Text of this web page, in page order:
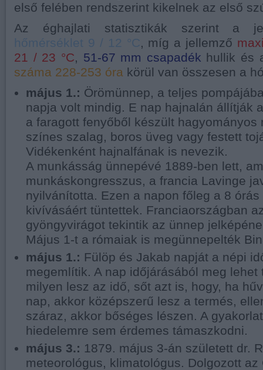
első felében rendszerint kikelnek az első
Az éghajlati statisztikák szerint a
hőmérséklet 9 / 12 °C, míg a jellemző
21 / 23 °C, 51-67 mm csapadék hullik és
száma 228-253 óra körül van összesen a
május 1.: Örömünnep, a teljes
napja volt mindig. E nap hajnalán állítják
a faragott fenyőből készült hagyományos
színes szalag, boros üveg vagy festett
Vidékenként hajnalfának is nevezik.
A munkásság ünnepévé 1889-ben lett,
munkáskongresszus, a francia Lavinge
nyilvánította. Ezen a napon főleg a 8
kivívásáért tüntettek. Franciaországban
gyöngyvirágot tekintik az ünnep
Május 1-t a rómaiak is megünnepelték
május 1.: Fülöp és Jakab napját a népi
megemlítik. A nap időjárásából meg lehet
milyen lesz az idő, sőt azt is, hogy, ha
nap, akkor középszerű lesz a termés,
száraz, akkor bőséges lészen. A
hiedelemre sem érdemes támaszkodni.
május 3.: 1879. május 3-án született dr.
meteorológus, klimatológus. Dolgozott az